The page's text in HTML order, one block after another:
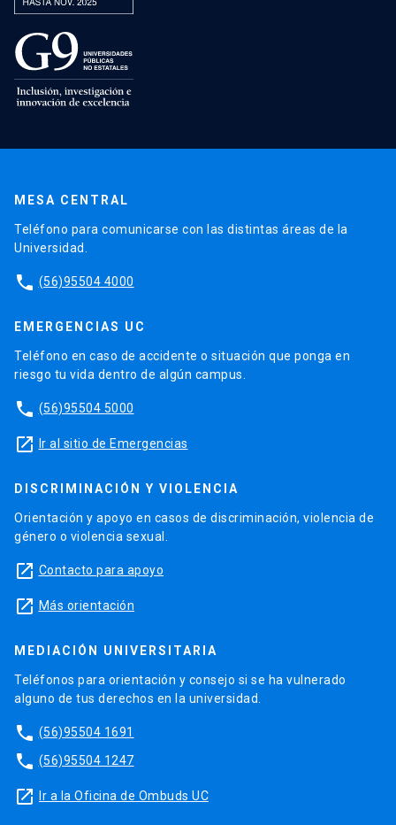
MESA CENTRAL
Teléfono para comunicarse con las distintas áreas de la
Universidad.
phone (56)95504 4000
EMERGENCIAS UC
Teléfono en caso de accidente o situación que ponga en
riesgo tu vida dentro de algún campus.
phone (56)95504 5000
launch Ir al sitio de Emergencias
DISCRIMINACIÓN Y VIOLENCIA
Orientación y apoyo en casos de discriminación, violencia de
género o violencia sexual.
launch Contacto para apoyo
launch Más orientación
MEDIACIÓN UNIVERSITARIA
Teléfonos para orientación y consejo si se ha vulnerado
alguno de tus derechos en la universidad.
phone (56)95504 1691
phone (56)95504 1247
launch Ir a la Oficina de Ombuds UC